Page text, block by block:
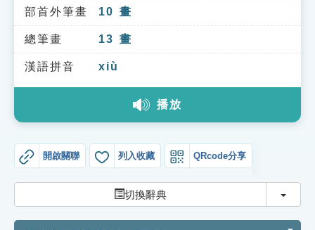
知識索引
單字索引
生命大百科索引
部首外筆畫 10 畫
總筆畫 13 畫
漢語拼音 xiù
播放
開啟關聯 列入收藏 QRcode分享
切換辭典 切換